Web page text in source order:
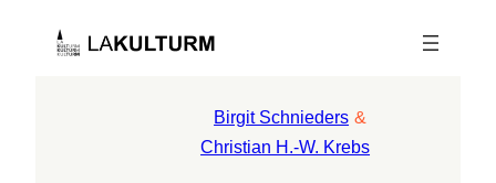
Birgit Schnieders &
Christian H.-W. Krebs